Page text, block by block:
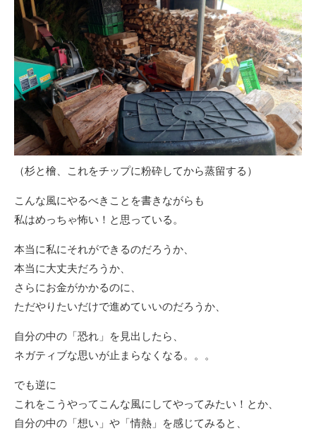
（杉と檜、これをチップに粉砕してから蒸留する）
こんな風にやるべきことを書きながらも
私はめっちゃ怖い！と思っている。
本当に私にそれができるのだろうか、
本当に大丈夫だろうか、
さらにお金がかかるのに、
ただやりたいだけで進めていいのだろうか、
自分の中の「恐れ」を見出したら、
ネガティブな思いが止まらなくなる。。。
でも逆に
これをこうやってこんな風にしてやってみたい！とか、
自分の中の「想い」や「情熱」を感じてみると、